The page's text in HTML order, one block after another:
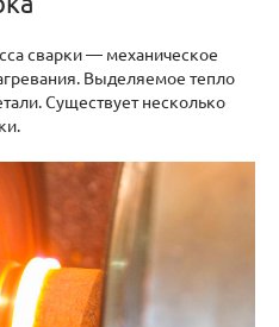
сварки — механическое
Выделяемое тепло
Существует несколько